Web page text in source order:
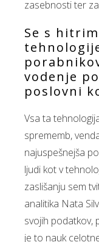
zasebnosti ter
Se s
vodenje
poslovni
Vsa ta
sprememb,
najuspešnejša
ljudi kot v
zaslišanju sem
analitika Nata
svojih podatkov,
je to nauk